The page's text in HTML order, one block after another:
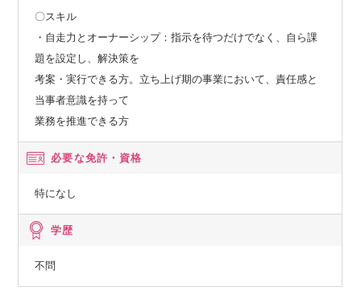
〇スキル
・自走力とオーナーシップ：指示を待つだけでなく、自ら課
題を設定し、解決策を
考案・実行できる方。立ち上げ期の事業において、責任感と
当事者意識を持って
業務を推進できる方
必要な免許・資格
特になし
学歴
不問